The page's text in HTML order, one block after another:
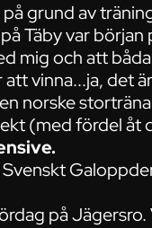
på grund av
Täby var början
mig och att
vinna...ja, det
norske
(med fördel åt
Svenskt
på